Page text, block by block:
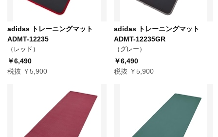
adidas トレーニングマット
ADMT-12235
（レッド）
￥6,490
税抜 ￥5,900
adidas トレーニングマット
ADMT-12235GR
（グレー）
￥6,490
税抜 ￥5,900